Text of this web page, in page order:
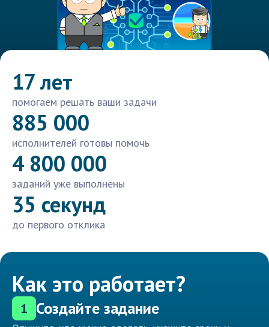
17 лет
помогаем решать ваши задачи
885 000
исполнителей готовы помочь
4 800 000
заданий уже выполнены
35 секунд
до первого отклика
Как это работает?
1 Создайте задание